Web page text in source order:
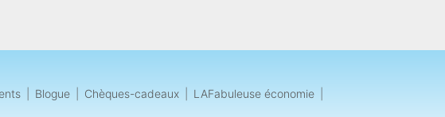
Blogue Chèques-cadeaux LAFabuleuse économie